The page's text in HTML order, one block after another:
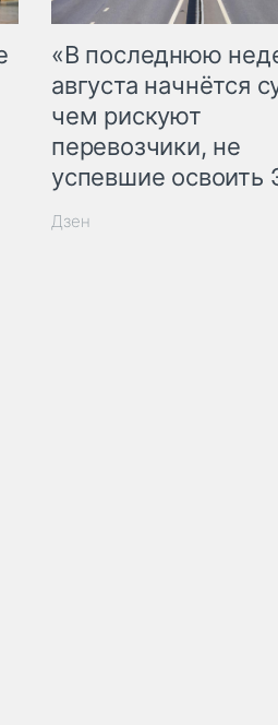
«В последнюю
августа начнётся
чем рискуют
перевозчики, не
успевшие освоить
Дзен